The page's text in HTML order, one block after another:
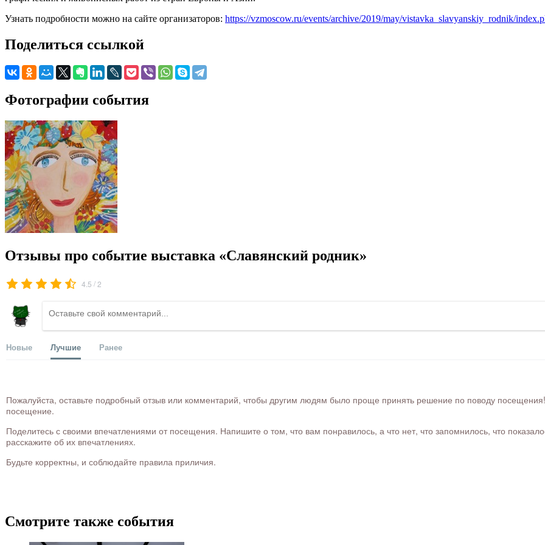
Узнать подробности можно на сайте организаторов: https://vzmoscow.ru/events/archive/2019/may/vistavka_slavyanskiy_rodnik/
Поделиться ссылкой
Фотографии события
Отзывы про событие выставка «Славянский родник»
4.5 /2
Новые Лучшие Ранее
Пожалуйста, оставьте подробный отзыв или комментарий, чтобы другим людям было проще принять решение по поводу посещения!
посещение.
Поделитесь с своими впечатлениями от посещения. Напишите о том, что вам понравилось, а что нет, что запомнилось, что
расскажите об их впечатлениях.
Будьте корректны, и соблюдайте правила приличия.
Смотрите также события